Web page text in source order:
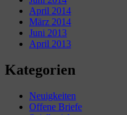
April 2014
März 2014
Juni 2013
April 2013
Kategorien
Neuigkeiten
Offene Briefe